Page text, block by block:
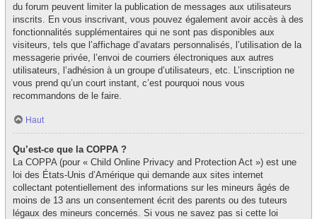
du forum peuvent limiter la publication de messages aux utilisateurs
inscrits. En vous inscrivant, vous pouvez également avoir accès à des
fonctionnalités supplémentaires qui ne sont pas disponibles aux
visiteurs, tels que l’affichage d’avatars personnalisés, l’utilisation de la
messagerie privée, l’envoi de courriers électroniques aux autres
utilisateurs, l’adhésion à un groupe d’utilisateurs, etc. L’inscription ne
vous prend qu’un court instant, c’est pourquoi nous vous
recommandons de le faire.
Haut
Qu’est-ce que la COPPA ?
La COPPA (pour « Child Online Privacy and Protection Act ») est une
loi des États-Unis d’Amérique qui demande aux sites internet
collectant potentiellement des informations sur les mineurs âgés de
moins de 13 ans un consentement écrit des parents ou des tuteurs
légaux des mineurs concernés. Si vous ne savez pas si cette loi